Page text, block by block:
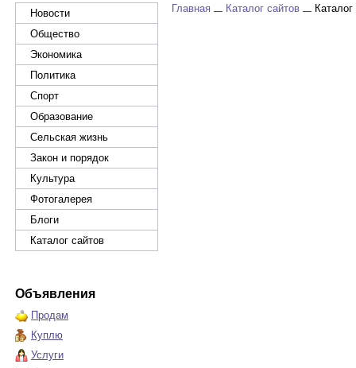
Новости
Общество
Экономика
Политика
Спорт
Образование
Сельская жизнь
Закон и порядок
Культура
Фотогалерея
Блоги
Каталог сайтов
Объявления
Продам
Куплю
Услуги
Главная Каталог сайтов